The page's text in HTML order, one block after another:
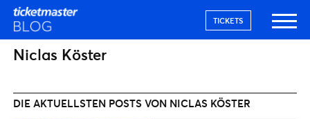
TICKETS
Niclas Köster
DIE AKTUELLSTEN POSTS VON NICLAS KÖSTER